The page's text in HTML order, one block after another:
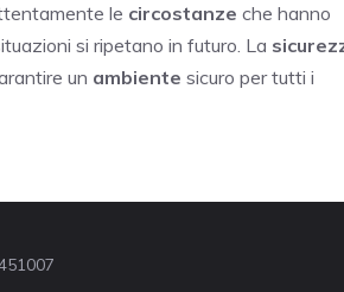
le circostanze che hanno
si ripetano in futuro. La
un ambiente sicuro per tutti i